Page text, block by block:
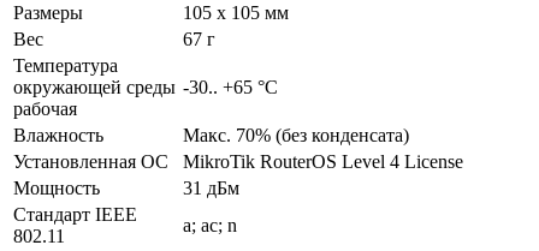
Размеры
105 x 105 мм
Вес
67 г
Температура
окружающей среды
рабочая
-30.. +65 °С
Влажность
Макс. 70% (без конденсата)
Установленная ОС
MikroTik RouterOS Level 4 License
Мощность
31 дБм
Стандарт IEEE
802.11
a; ac; n